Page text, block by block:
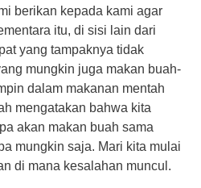
berikan kepada kami agar
itu, di sisi lain dari
yang tampaknya tidak
mungkin juga makan buah-
dalam makanan mentah
mengatakan bahwa kita
akan makan buah sama
mungkin saja. Mari kita mulai
di mana kesalahan muncul.